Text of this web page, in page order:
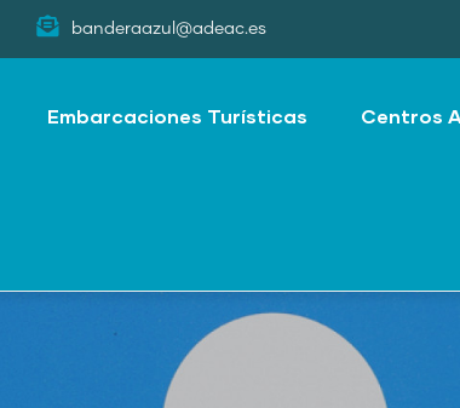
banderaazul@adeac.es
Embarcaciones Turísticas Centros